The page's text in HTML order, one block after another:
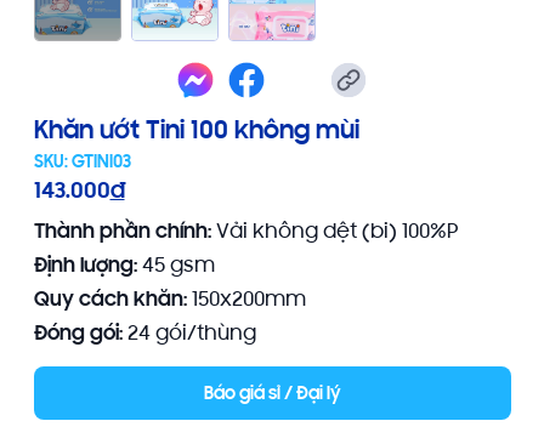
Khăn ướt Tini 100 không mùi
SKU: GTINI03
143.000đ
Thành phần chính:Vải không dệt (bi) 100%P
Định lượng:45 gsm
Quy cách khăn:150x200mm
Đóng gói: 24 gói/thùng
Báo giá sỉ / Đại lý